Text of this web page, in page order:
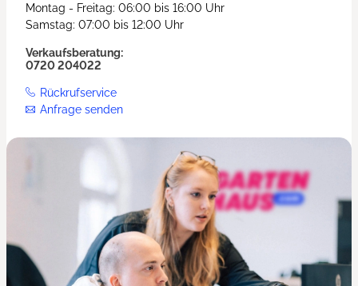
Montag - Freitag: 06:00 bis 16:00 Uhr
Samstag: 07:00 bis 12:00 Uhr
Verkaufsberatung:
0720 204022
Rückrufservice
Anfrage senden